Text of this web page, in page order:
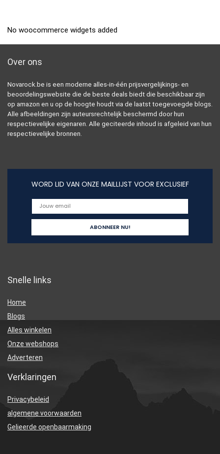
No woocommerce widgets added
Over ons
Novarock.be is een moderne alles-in-één prijsvergelijkings- en
beoordelingswebsite die de beste deals biedt die beschikbaar zijn
op amazon en u op de hoogte houdt via de laatst toegevoegde blogs.
Alle afbeeldingen zijn auteursrechtelijk beschermd door hun
respectievelijke eigenaren. Alle geciteerde inhoud is afgeleid van hun
respectievelijke bronnen.
WORD LID VAN ONZE MAILLIJST VOOR EXCLUSIEF
Snelle links
Home
Blogs
Alles winkelen
Onze webshops
Adverteren
Verklaringen
Privacybeleid
algemene voorwaarden
Gelieerde openbaarmaking